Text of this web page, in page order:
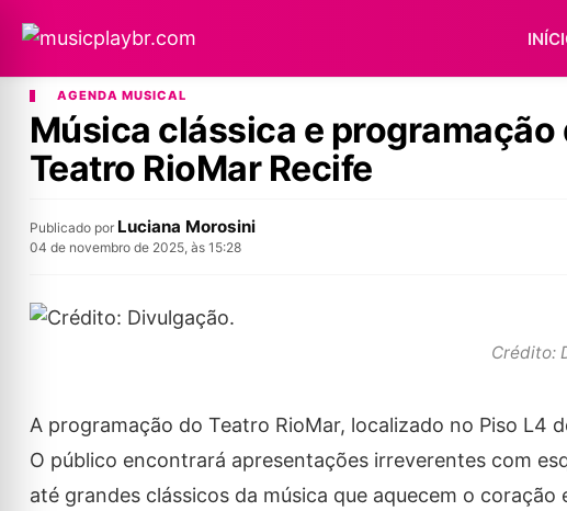
AGENDA MUSICAL
Música clássica e
Teatro RioMar Recife
Publicado por Luciana Morosini
04 de novembro de 2025, às 15:28
Crédito:
A programação do Teatro RioMar, localizado no Piso L4
O público encontrará apresentações irreverentes com
até grandes clássicos da música que aquecem o